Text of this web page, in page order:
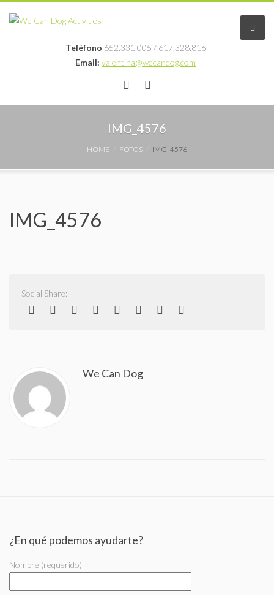
Teléfono 652.331.005 / 617.328.816
Email: valentina@wecandog.com
IMG_4576
HOME FOTOS IMG_4576
IMG_4576
Social Share:
We Can Dog
¿En qué podemos ayudarte?
Nombre (requerido)